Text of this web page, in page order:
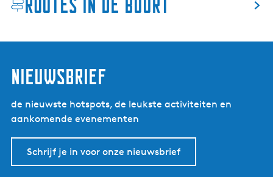
k
Routes in de buurt
nieuwsbrief
de nieuwste hotspots, de leukste activiteiten en
aankomende evenementen
Schrijf je in voor onze nieuwsbrief